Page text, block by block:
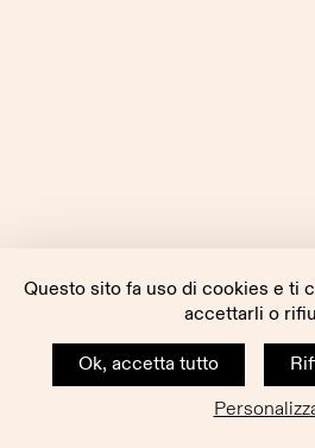
Questo sito fa uso di cookies e ti
accettarli o
Ok, accetta tutto